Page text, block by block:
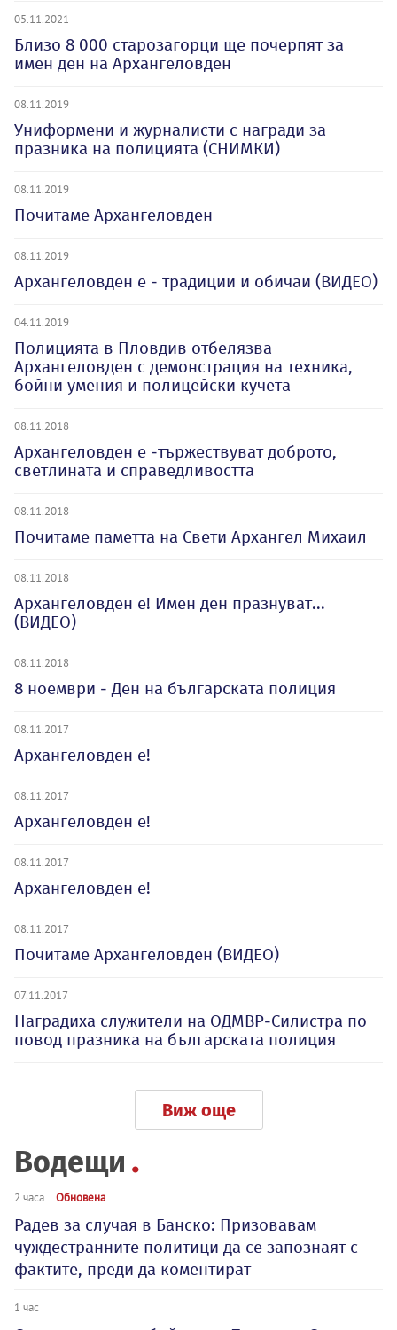
05.11.2021
Близо 8 000 старозагорци ще почерпят за
имен ден на Архангеловден
08.11.2019
Униформени и журналисти с награди за
празника на полицията (СНИМКИ)
08.11.2019
Почитаме Архангеловден
08.11.2019
Архангеловден е - традиции и обичаи (ВИДЕО)
04.11.2019
Полицията в Пловдив отбелязва
Архангеловден с демонстрация на техника,
бойни умения и полицейски кучета
08.11.2018
Архангеловден е -тържествуват доброто,
светлината и справедливостта
08.11.2018
Почитаме паметта на Свети Архангел Михаил
08.11.2018
Архангеловден е! Имен ден празнуват...
(ВИДЕО)
08.11.2018
8 ноември - Ден на българската полиция
08.11.2017
Архангеловден е!
08.11.2017
Архангеловден е!
08.11.2017
Архангеловден е!
08.11.2017
Почитаме Архангеловден (ВИДЕО)
07.11.2017
Наградиха служители на ОДМВР-Силистра по
повод празника на българската полиция
Виж още
Водещи
2 часа Обновена
Радев за случая в Банско: Призовавам
чуждестранните политици да се запознаят с
фактите, преди да коментират
1 час